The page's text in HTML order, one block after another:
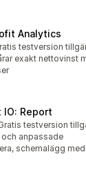
Analytics
totalt
exakt nettovinst
IO: Report
totalt
anpassade
schemalägg med